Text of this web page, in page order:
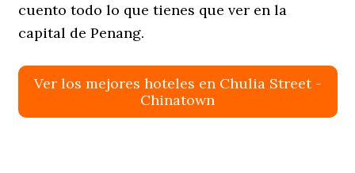
cuento todo lo que tienes que ver en la
capital de Penang.
Ver los mejores hoteles en Chulia Street -
Chinatown